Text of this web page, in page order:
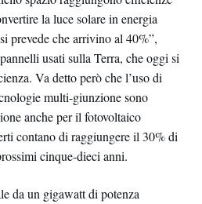
la luce solare in energia
prevede che arrivino al 40%”,
usati sulla Terra, che oggi si
Va detto però che l’uso di
multi-giunzione sono
anche per il fotovoltaico
contano di raggiungere il 30% di
cinque-dieci anni.
da un gigawatt di potenza